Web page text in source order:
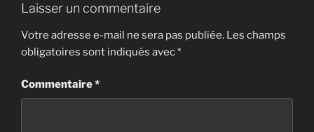
Laisser un commentaire
Votre adresse e-mail ne sera pas publiée. Les champs
obligatoires sont indiqués avec*
Commentaire*